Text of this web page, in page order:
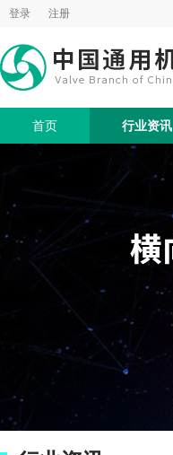
登录 注册
首页 行业资讯